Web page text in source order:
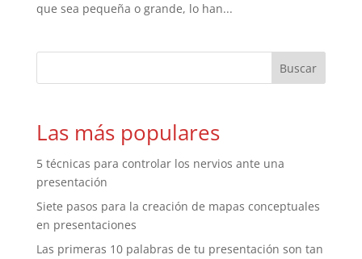
que sea pequeña o grande, lo han...
Las más populares
5 técnicas para controlar los nervios ante una
presentación
Siete pasos para la creación de mapas conceptuales
en presentaciones
Las primeras 10 palabras de tu presentación son tan